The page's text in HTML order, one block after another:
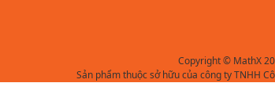
Copyright © MathX
Sản phẩm thuộc sở hữu của công ty TNHH